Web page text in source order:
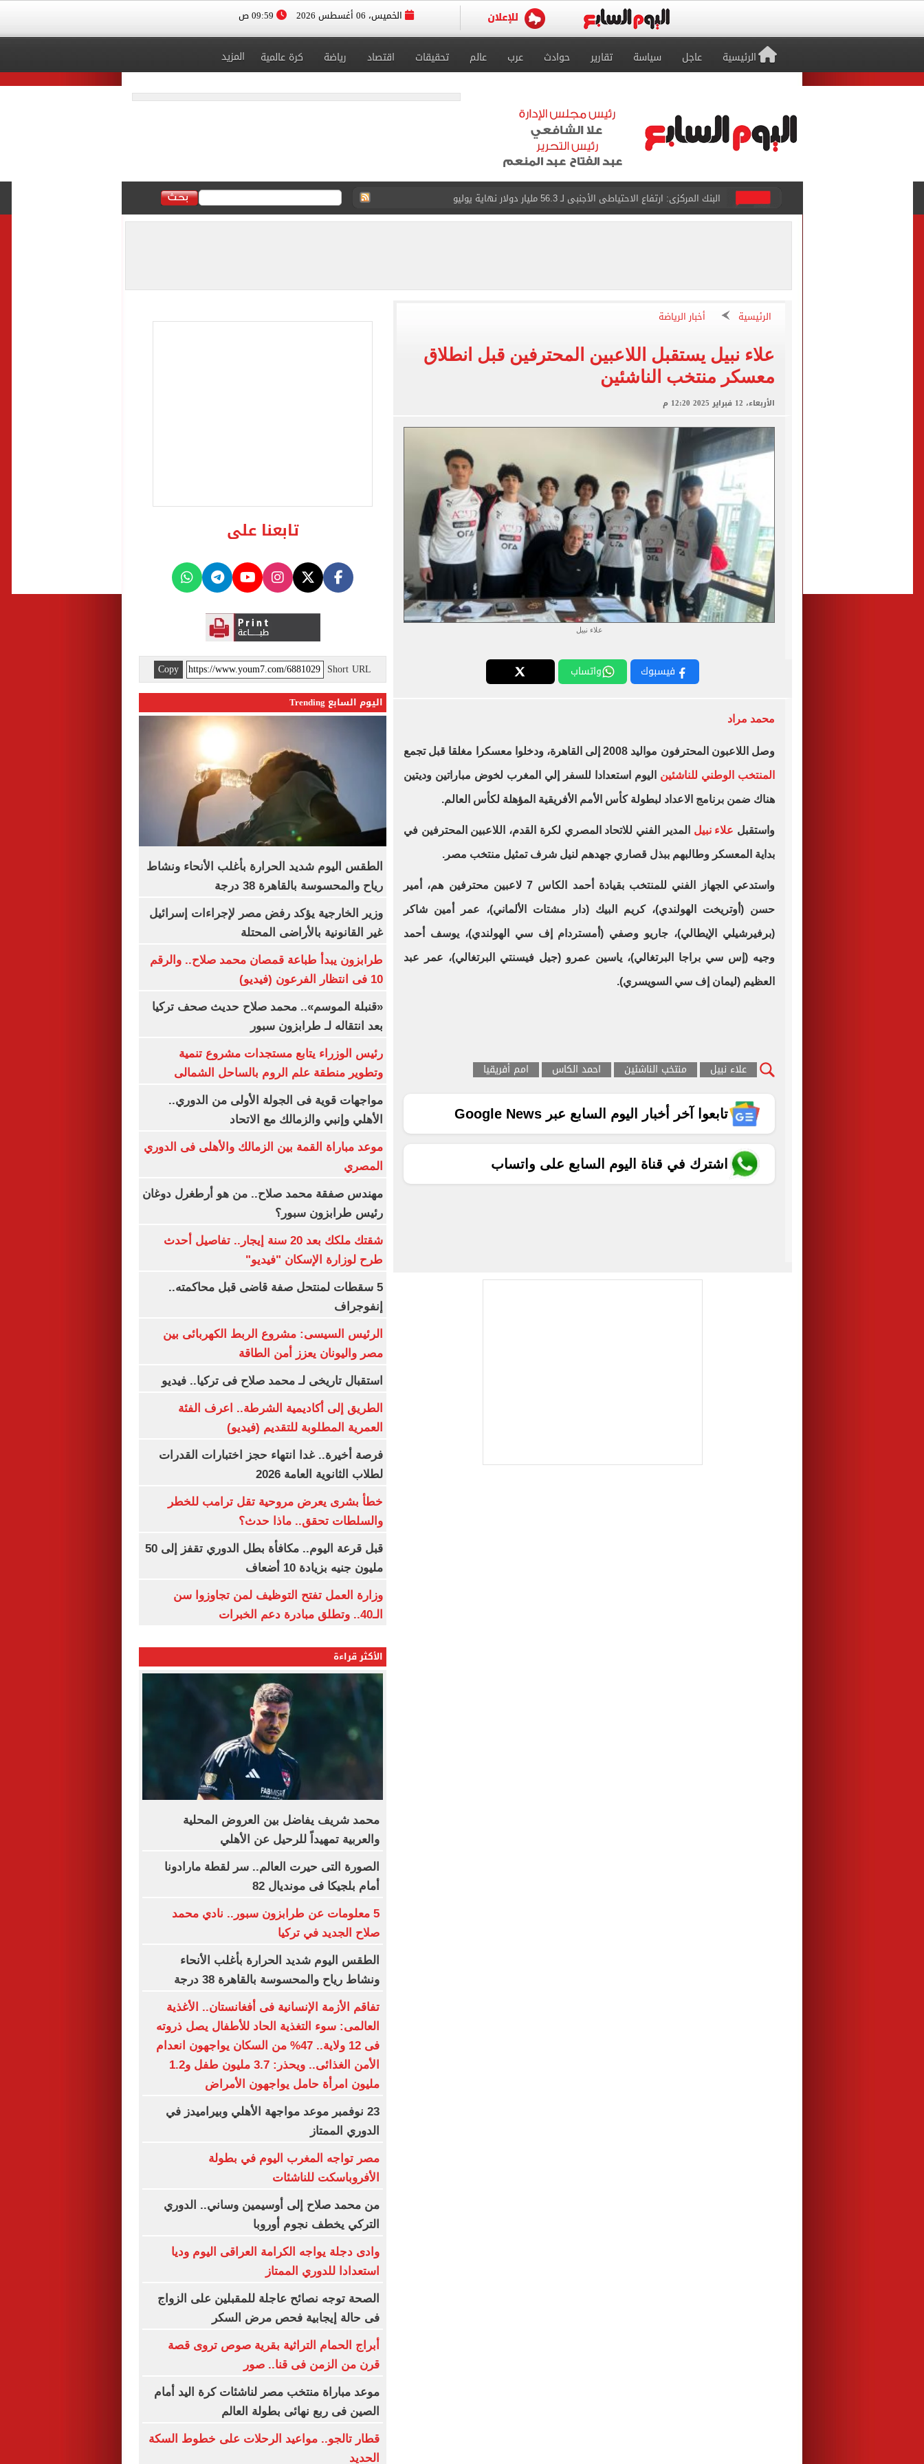
الخميس، 06 أغسطس 2026
الرئيسية عاجل سياسة تقارير حوادث عرب عالم تحقيقات اقتصاد رياضة كرة عالمية المزيد
البنك المركزى: ارتفاع الاحتياطى الأجنبى لـ 56.3 مليار دولار نهاية يوليو
29 ألف طالب سجلوا رغباتهم fتنسيق المرحلة الأولى للقبول بالجامعات حتى الآن
حفلات U Arena تنطلق مع الهضبة عمرو دياب ضمن «يلا ساحل 2026» بالعلمين الجديدة
التحقيقات مع منتحلة الصفة: عاملة بمحل عطور وانتحلت صفة صحفية
فوكس نيوز: مقتل عدة أشخاص في إطلاق نار بولاية نورث كارولينا
التموين والزراعة وجهاز مستقبل مصر يعلنون طرح السكر الحر بـ25 جنيها من الغد
الرئيسية أخبار الرياضة
علاء نبيل يستقبل اللاعبين المحترفين قبل انطلاق
معسكر منتخب الناشئين
الأربعاء، 12 فبراير 2025 12:20 م
علاء نبيل
فيسبوك واتساب
محمد مراد
وصل اللاعبون المحترفون مواليد 2008 إلى القاهرة، ودخلوا معسكرا مغلقا قبل تجمع
المنتخب الوطني للناشئين اليوم استعدادا للسفر إلي المغرب لخوض مباراتين وديتين
هناك ضمن برنامج الاعداد لبطولة كأس الأمم الأفريقية المؤهلة لكأس العالم.
واستقبل علاء نبيل المدير الفني للاتحاد المصري لكرة القدم، اللاعبين المحترفين في
بداية المعسكر وطالبهم ببذل قصاري جهدهم لنيل شرف تمثيل منتخب مصر.
واستدعي الجهاز الفني للمنتخب بقيادة أحمد الكاس 7 لاعبين محترفين هم، أمير
حسن (أوتريخت الهولندي)، كريم البيك (دار مشتات الألماني)، عمر أمين شاكر
(برفيرشيلي الإيطالي)، جاريو وصفي (أمستردام إف سي الهولندي)، يوسف أحمد
وجيه (إس سي براجا البرتغالي)، ياسين عمرو (جيل فيسنتي البرتغالي)، عمر عبد
العظيم (ليمان إف سي السويسري).
علاء نبيل منتخب الناشئين احمد الكاس امم أفريقيا
تابعوا آخر أخبار اليوم السابع عبر Google News
اشترك في قناة اليوم السابع على واتساب
تابعنا على
Short URL
Copy
اليوم السابع Trending
الطقس اليوم شديد الحرارة بأغلب الأنحاء ونشاط
رياح والمحسوسة بالقاهرة 38 درجة
وزير الخارجية يؤكد رفض مصر لإجراءات إسرائيل
غير القانونية بالأراضى المحتلة
طرابزون يبدأ طباعة قمصان محمد صلاح.. والرقم
10 فى انتظار الفرعون (فيديو)
«قنبلة الموسم».. محمد صلاح حديث صحف تركيا
بعد انتقاله لـ طرابزون سبور
رئيس الوزراء يتابع مستجدات مشروع تنمية
وتطوير منطقة علم الروم بالساحل الشمالى
مواجهات قوية فى الجولة الأولى من الدوري..
الأهلي وإنبي والزمالك مع الاتحاد
موعد مباراة القمة بين الزمالك والأهلى فى الدوري
المصري
مهندس صفقة محمد صلاح.. من هو أرطغرل دوغان
رئيس طرابزون سبور؟
شقتك ملكك بعد 20 سنة إيجار.. تفاصيل أحدث
طرح لوزارة الإسكان "فيديو"
5 سقطات لمنتحل صفة قاضى قبل محاكمته..
إنفوجراف
الرئيس السيسى: مشروع الربط الكهربائى بين
مصر واليونان يعزز أمن الطاقة
استقبال تاريخى لـ محمد صلاح فى تركيا.. فيديو
الطريق إلى أكاديمية الشرطة.. اعرف الفئة
العمرية المطلوبة للتقديم (فيديو)
فرصة أخيرة.. غدا انتهاء حجز اختبارات القدرات
لطلاب الثانوية العامة 2026
خطأ بشرى يعرض مروحية تقل ترامب للخطر
والسلطات تحقق.. ماذا حدث؟
قبل قرعة اليوم.. مكافأة بطل الدوري تقفز إلى 50
مليون جنيه بزيادة 10 أضعاف
وزارة العمل تفتح التوظيف لمن تجاوزوا سن
الـ40.. وتطلق مبادرة دعم الخبرات
الأكثر قراءة
محمد شريف يفاضل بين العروض المحلية
والعربية تمهيداً للرحيل عن الأهلي
الصورة التى حيرت العالم.. سر لقطة مارادونا
أمام بلجيكا فى مونديال 82
5 معلومات عن طرابزون سبور.. نادي محمد
صلاح الجديد في تركيا
الطقس اليوم شديد الحرارة بأغلب الأنحاء
ونشاط رياح والمحسوسة بالقاهرة 38 درجة
تفاقم الأزمة الإنسانية فى أفغانستان.. الأغذية
العالمى: سوء التغذية الحاد للأطفال يصل ذروته
فى 12 ولاية.. 47% من السكان يواجهون انعدام
الأمن الغذائى.. ويحذر: 3.7 مليون طفل و1.2
مليون امرأة حامل يواجهون الأمراض
23 نوفمبر موعد مواجهة الأهلي وبيراميدز في
الدوري الممتاز
مصر تواجه المغرب اليوم في بطولة
الأفروباسكت للناشئات
من محمد صلاح إلى أوسيمين وساني.. الدوري
التركي يخطف نجوم أوروبا
وادى دجلة يواجه الكرامة العراقى اليوم وديا
استعدادا للدوري الممتاز
الصحة توجه نصائح عاجلة للمقبلين على الزواج
فى حالة إيجابية فحص مرض السكر
أبراج الحمام التراثية بقرية صوص تروى قصة
قرن من الزمن فى قنا.. صور
موعد مباراة منتخب مصر لناشئات كرة اليد أمام
الصين فى ربع نهائى بطولة العالم
قطار تالجو.. مواعيد الرحلات على خطوط السكة
الحديد